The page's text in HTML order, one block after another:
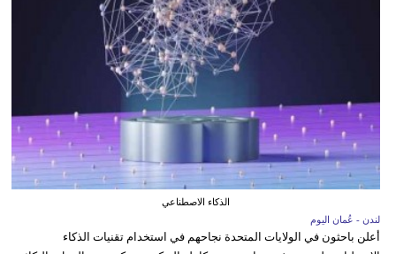
الذكاء الاصطناعي
لندن - عُمان اليوم
أعلن باحثون في الولايات المتحدة نجاحهم في استخدام تقنيات الذكاء